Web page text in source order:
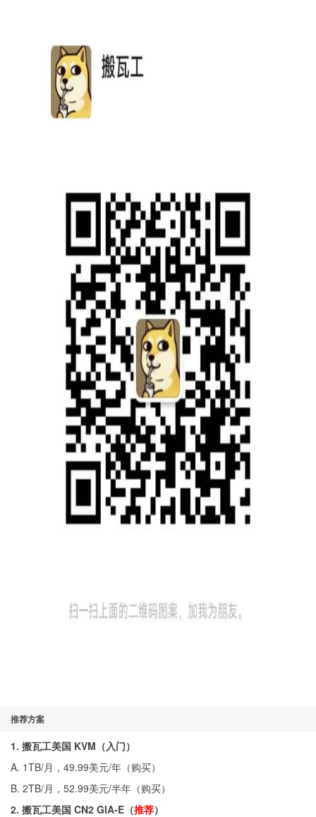
推荐方案
1. 搬瓦工美国 KVM（入门）
A. 1TB/月，49.99美元/年（购买）
B. 2TB/月，52.99美元/半年（购买）
2. 搬瓦工美国 CN2 GIA-E（推荐）